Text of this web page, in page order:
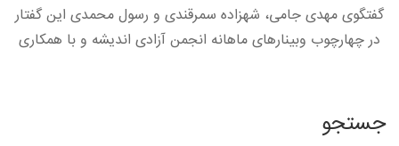
گفتگوی مهدی جامی، شهزاده سمرقندی و رسول محمدی این گفتار
در چهارچوب وبینارهای ماهانه انجمن آزادی اندیشه و با همکاری
جستجو